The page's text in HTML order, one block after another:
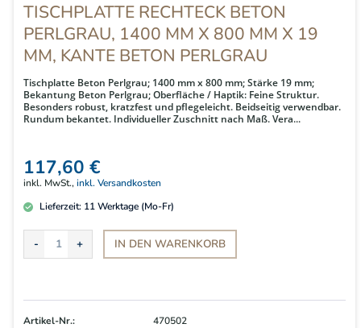
TISCHPLATTE RECHTECK BETON
PERLGRAU, 1400 MM X 800 MM X 19
MM, KANTE BETON PERLGRAU
Tischplatte Beton Perlgrau; 1400 mm x 800 mm; Stärke 19 mm;
Bekantung Beton Perlgrau; Oberfläche / Haptik: Feine Struktur.
Besonders robust, kratzfest und pflegeleicht. Beidseitig verwendbar.
Rundum bekantet. Individueller Zuschnitt nach Maß. Vera...
117,60 €
inkl. MwSt.,inkl. Versandkosten
Lieferzeit: 11Werktage (Mo-Fr)
IN DEN WARENKORB
Artikel-Nr.:
470502